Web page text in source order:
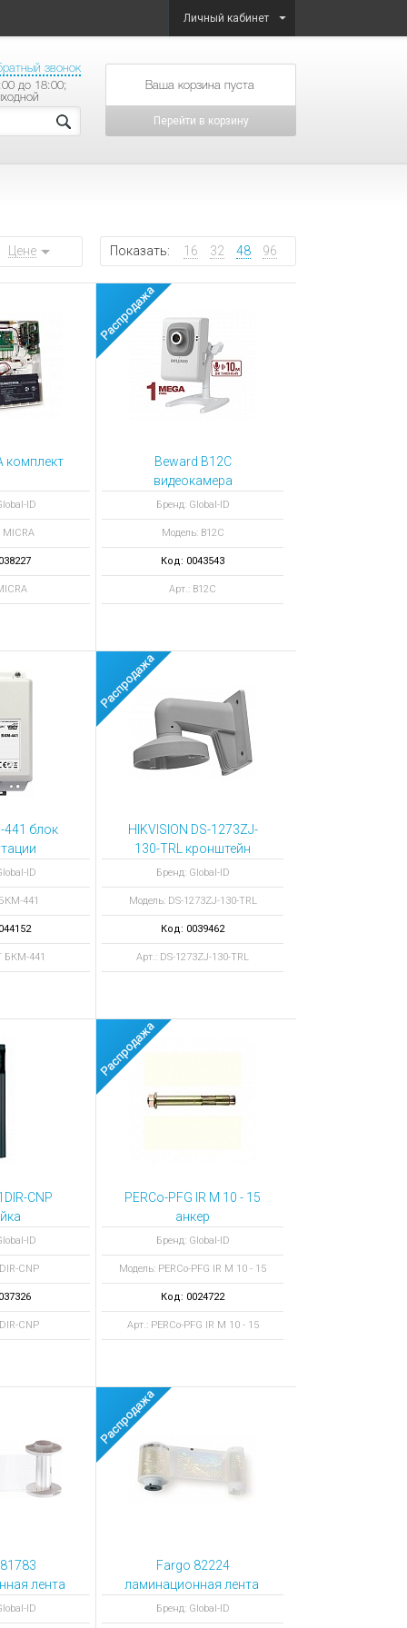
Личный кабинет
звонок
до 18:00;
товаров на сумму
Перейти в корзину
Показать: 16 32 48 96
Цене
комплект
ID
MICRA
Beward B12C
видеокамера
Бренд: Global-ID
Модель: B12C
Код: 0043543
Арт.: B12C
блок
ID
441
БКМ-441
HIKVISION DS-1273ZJ-
130-TRL кронштейн
Бренд: Global-ID
Модель: DS-1273ZJ-130-TRL
Код: 0039462
Арт.: DS-1273ZJ-130-TRL
CNP
ID
CNP
CNP
PERCo-PFG IR M 10 - 15
анкер
Бренд: Global-ID
Модель: PERCo-PFG IR M 10 - 15
Код: 0024722
Арт.: PERCo-PFG IR M 10 - 15
лента PolyGuard Overlaminate 81783 250 отпечатков
ID
Fargo 82224
ламинационная лента PolyGuard Overlaminate
Бренд: Global-ID